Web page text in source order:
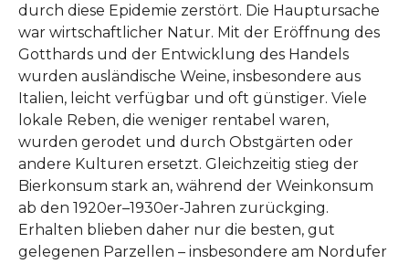
durch diese Epidemie zerstört. Die Hauptursache
war wirtschaftlicher Natur. Mit der Eröffnung des
Gotthards und der Entwicklung des Handels
wurden ausländische Weine, insbesondere aus
Italien, leicht verfügbar und oft günstiger. Viele
lokale Reben, die weniger rentabel waren,
wurden gerodet und durch Obstgärten oder
andere Kulturen ersetzt. Gleichzeitig stieg der
Bierkonsum stark an, während der Weinkonsum
ab den 1920er–1930er-Jahren zurückging.
Erhalten blieben daher nur die besten, gut
gelegenen Parzellen – insbesondere am Nordufer